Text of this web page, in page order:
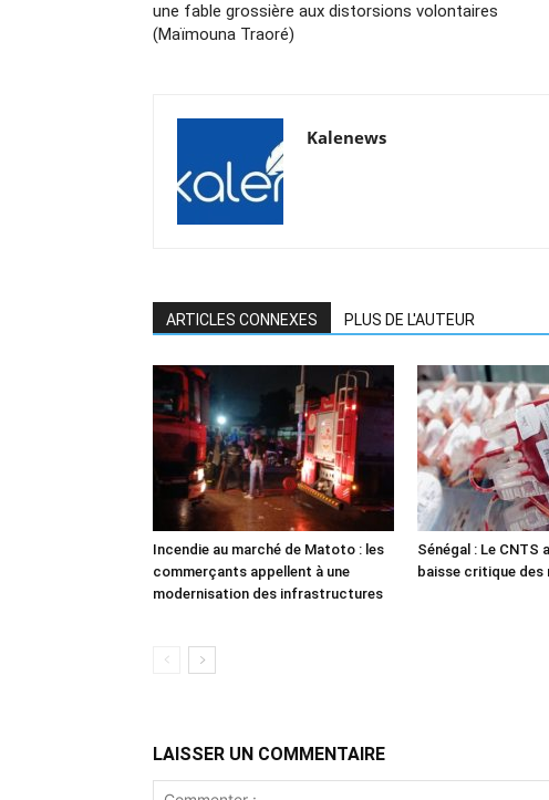
une fable grossière aux distorsions volontaires
(Maïmouna Traoré)
Kalenews
ARTICLES CONNEXES PLUS DE L'AUTEUR
Incendie au marché de Matoto : les
commerçants appellent à une
modernisation des infrastructures
Sénégal : Le CNTS
baisse critique des
LAISSER UN COMMENTAIRE